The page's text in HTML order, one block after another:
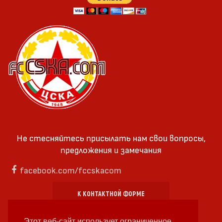
Не стесняйтесь присылать нам свои вопросы,
предложения и замечания
facebook.com/fccskacom
К КОНТАКТНОЙ ФОРМЕ